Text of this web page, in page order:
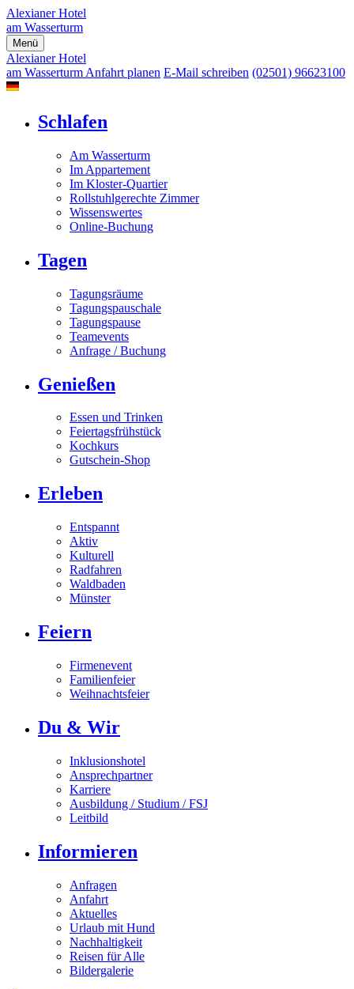
Alexianer Hotel
am Wasserturm
Menü
Alexianer Hotel
am Wasserturm Anfahrt planen E-Mail schreiben (02501) 96623100
Schlafen
Am Wasserturm
Im Appartement
Im Kloster-Quartier
Rollstuhlgerechte Zimmer
Wissenswertes
Online-Buchung
Tagen
Tagungsräume
Tagungspauschale
Tagungspause
Teamevents
Anfrage / Buchung
Genießen
Essen und Trinken
Feiertagsfrühstück
Kochkurs
Gutschein-Shop
Erleben
Entspannt
Aktiv
Kulturell
Radfahren
Waldbaden
Münster
Feiern
Firmenevent
Familienfeier
Weihnachtsfeier
Du & Wir
Inklusionshotel
Ansprechpartner
Karriere
Ausbildung / Studium / FSJ
Leitbild
Informieren
Anfragen
Anfahrt
Aktuelles
Urlaub mit Hund
Nachhaltigkeit
Reisen für Alle
Bildergalerie